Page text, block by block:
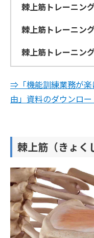
棘上筋トレーニン
棘上筋トレーニン
棘上筋トレーニン
⇒「機能訓練業務が楽
由」資料のダウンロ
棘上筋（きょく